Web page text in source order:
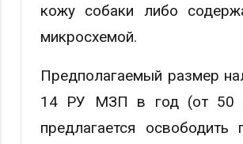
кожу собаки либо
микросхемой.
Предполагаемый размер
14 РУ МЗП в год (от 50
предлагается